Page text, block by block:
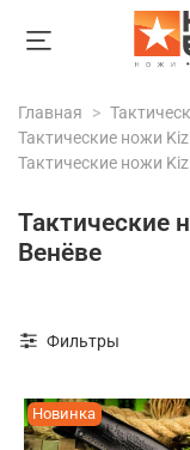
Главная
Тактические ножи
Тактические ножи
Тактические
Венёве
Фильтры
Новинка